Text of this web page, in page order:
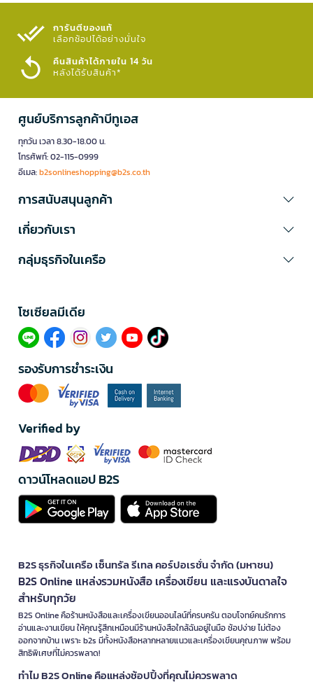
การันตีของแท้
เลือกช้อปได้อย่างมั่นใจ​
คืนสินค้าได้ภายใน 14 วัน
หลังได้รับสินค้า*
ศูนย์บริการลูกค้าบีทูเอส
ทุกวัน เวลา 8.30-18.00 น.
โทรศัพท์: 02-115-0999
อีเมล:b2sonlineshopping@b2s.co.th
การสนับสนุนลูกค้า
เกี่ยวกับเรา
กลุ่มธุรกิจในเครือ
โซเซียลมีเดีย​
รองรับการชำระเงิน
Verified by
ดาวน์โหลดแอป B2S
B2S ธุรกิจในเครือ เซ็นทรัล รีเทล คอร์ปอเรชั่น จำกัด (มหาชน)
B2S Online แหล่งรวมหนังสือ เครื่องเขียน และแรงบันดาลใจ
สำหรับทุกวัย
B2S Online คือร้านหนังสือและเครื่องเขียนออนไลน์ที่ครบครัน ตอบโจทย์คนรักการ
อ่านและงานเขียน ให้คุณรู้สึกเหมือนมีร้านหนังสือใกล้ฉันอยู่ในมือ ช้อปง่าย ไม่ต้อง
ออกจากบ้าน เพราะ b2s มีทั้งหนังสือหลากหลายแนวและเครื่องเขียนคุณภาพ พร้อม
สิทธิพิเศษที่ไม่ควรพลาด!
ทำไม B2S Online คือแหล่งช้อปปิ้งที่คุณไม่ควรพลาด